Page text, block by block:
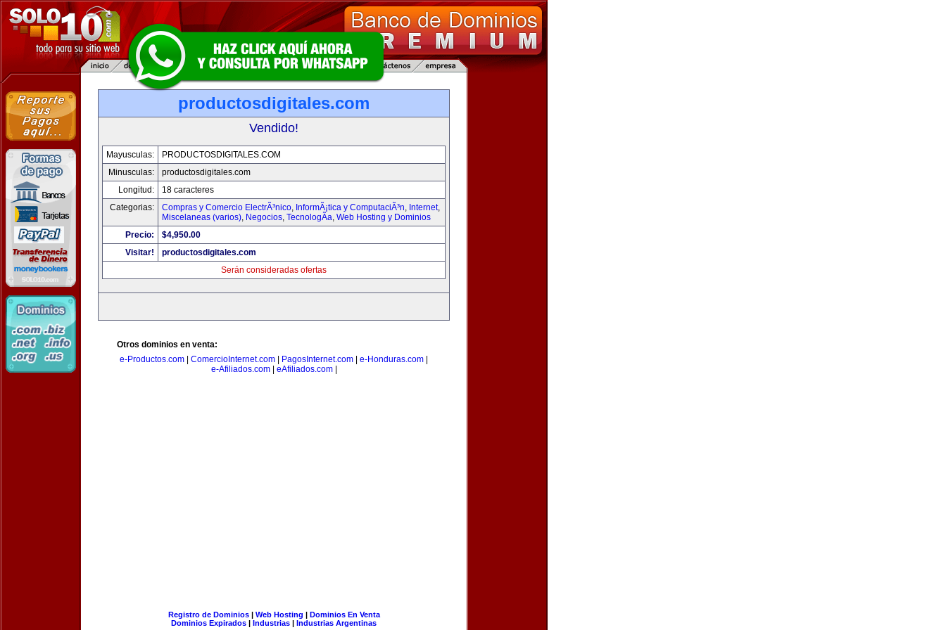
productosdigitales.com
Vendido!
Mayusculas:
PRODUCTOSDIGITALES.COM
Minusculas:
productosdigitales.com
Longitud:
18 caracteres
Categorias:
Compras y Comercio ElectrÃ³nico, InformÃ¡tica y ComputaciÃ³n, Internet,
Miscelaneas (varios), Negocios, TecnologÃ­a, Web Hosting y Dominios
Precio:
$4,950.00
Visitar!
productosdigitales.com
Serán consideradas ofertas
Otros dominios en venta:
e-Productos.com
ComercioInternet.com PagosInternet.com e-Honduras.com
e-Afiliados.com| eAfiliados.com|
Registro de Dominios| Web Hosting | Dominios En Venta
Dominios Expirados | Industrias | Industrias Argentinas